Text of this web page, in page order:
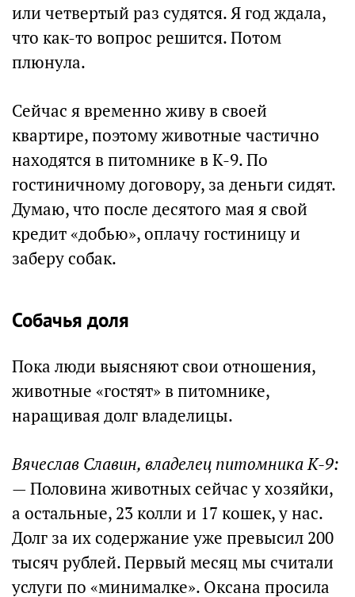
или четвертый раз судятся. Я год ждала,
что как-то вопрос решится. Потом
плюнула.
Сейчас я временно живу в своей
квартире, поэтому животные частично
находятся в питомнике в К-9. По
гостиничному договору, за деньги сидят.
Думаю, что после десятого мая я свой
кредит «добью», оплачу гостиницу и
заберу собак.
Собачья доля
Пока люди выясняют свои отношения,
животные «гостят» в питомнике,
наращивая долг владелицы.
Вячеслав Славин, владелец питомника К-9:
— Половина животных сейчас у хозяйки,
а остальные, 23 колли и 17 кошек, у нас.
Долг за их содержание уже превысил 200
тысяч рублей. Первый месяц мы считали
услуги по «минималке». Оксана просила